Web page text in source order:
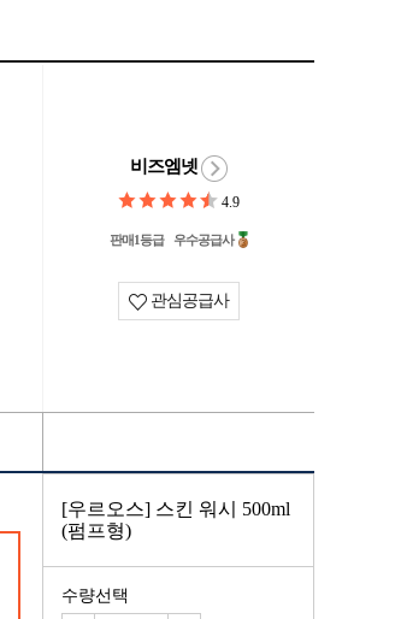
비즈엠넷
4.9
판매1등급 우수공급사
관심공급사
[우르오스] 스킨 워시 500ml
(펌프형)
수량선택